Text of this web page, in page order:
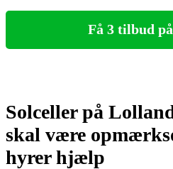
Få 3 tilbud
Solceller på
skal være
hyrer hjælp